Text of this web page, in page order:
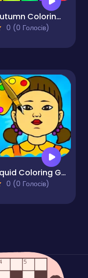
Autumn Coloring Seasons Pages
0 (0 Голосів)
Squid Coloring Game
0 (0 Голосів)